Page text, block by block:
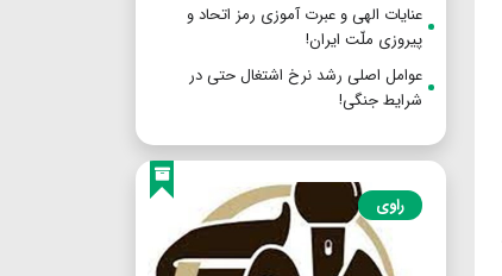
عنایات الهی و عبرت آموزی رمز اتحاد و
پیروزی ملّت ایران!
عوامل اصلی رشد نرخ اشتغال حتی در
شرایط جنگی!
راوی